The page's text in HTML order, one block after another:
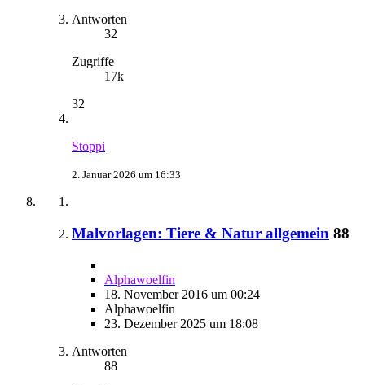
Antworten
32
Zugriffe
17k
32
Stoppi
2. Januar 2026 um 16:33
Malvorlagen: Tiere & Natur allgemein 88
Alphawoelfin
18. November 2016 um 00:24
Alphawoelfin
23. Dezember 2025 um 18:08
Antworten
88